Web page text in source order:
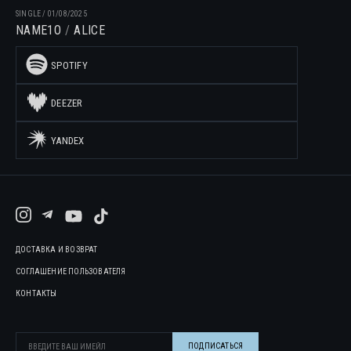
SINGLE/ 01/08/2025
NAME1O ALICE
SPOTIFY
DEEZER
YANDEX
ДОСТАВКА И ВОЗВРАТ
СОГЛАШЕНИЕ ПОЛЬЗОВАТЕЛЯ
КОНТАКТЫ